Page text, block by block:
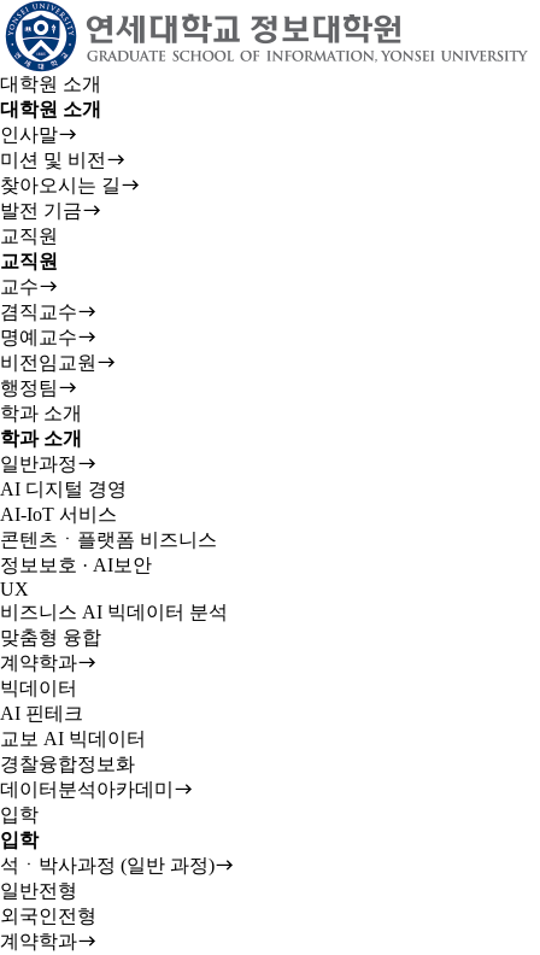
대학원 소개
대학원 소개
인사말
미션 및 비전
찾아오시는 길
발전 기금
교직원
교직원
교수
겸직교수
명예교수
비전임교원
행정팀
학과 소개
학과 소개
일반과정
AI 디지털 경영
AI-IoT 서비스
콘텐츠ㆍ플랫폼 비즈니스
정보보호 · AI보안
UX
비즈니스 AI 빅데이터 분석
맞춤형 융합
계약학과
빅데이터
AI 핀테크
교보 AI 빅데이터
경찰융합정보화
데이터분석아카데미
입학
입학
석ㆍ박사과정 (일반 과정)
일반전형
외국인전형
계약학과